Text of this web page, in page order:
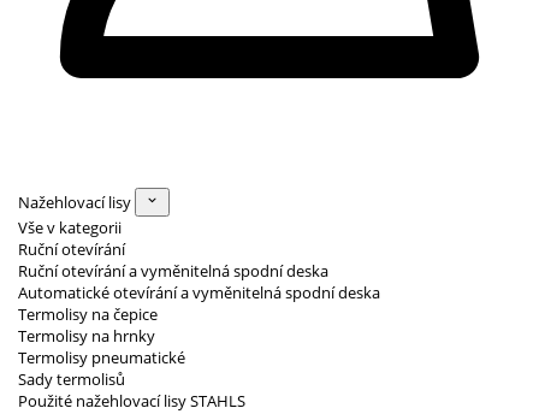
Nažehlovací lisy
Vše v kategorii
Ruční otevírání
Ruční otevírání a vyměnitelná spodní deska
Automatické otevírání a vyměnitelná spodní deska
Termolisy na čepice
Termolisy na hrnky
Termolisy pneumatické
Sady termolisů
Použité nažehlovací lisy STAHLS